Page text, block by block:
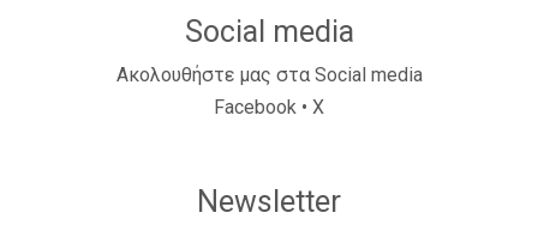
Social media
Ακολουθήστε μας στα Social media
Facebook • X
Newsletter